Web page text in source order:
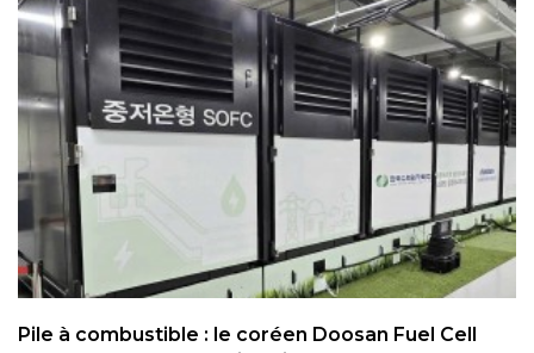
Pile à combustible : le coréen Doosan Fuel Cell